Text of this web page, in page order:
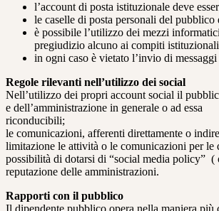
l’account di posta istituzionale deve
le caselle di posta personali del
è possibile l’utilizzo dei mezzi
pregiudizio alcuno ai compiti
in ogni caso è vietato l’invio di
Regole rilevanti nell’utilizzo dei social
Nell’utilizzo dei propri account social il
e dell’amministrazione in generale o ad essa
riconducibili;
le comunicazioni, afferenti direttamente o
limitazione le attività o le comunicazioni per le
possibilità di dotarsi di “social media policy” (
reputazione delle amministrazioni.
Rapporti con il pubblico